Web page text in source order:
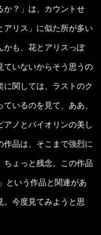
か？」は、カウントせ
アリス」に似た所が多い
かも、花とアリスっぽ
ていないからそう思うの
に関しては、ラストのク
いるのを見て、ああ、
アノとバイオリンの美し
作品は、そこまで強烈に
ちょっと残念。この作品
」という作品と関連があ
。今度見てみようと思